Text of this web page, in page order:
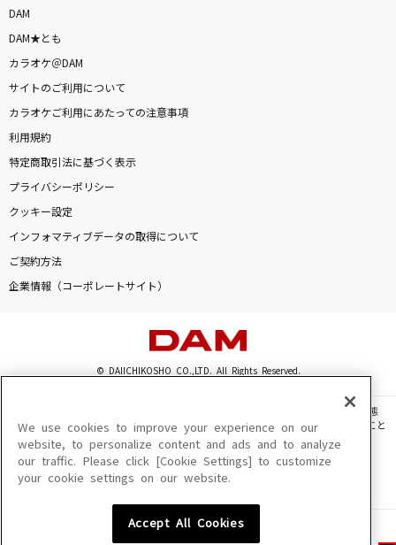
DAM
DAM★とも
カラオケ＠DAM
サイトのご利用について
カラオケご利用にあたっての注意事項
利用規約
特定商取引法に基づく表示
プライバシーポリシー
クッキー設定
インフォマティブデータの取得について
ご契約方法
企業情報（コーポレートサイト）
© DAIICHIKOSHO CO.,LTD. All Rights Reserved.
このサイトに掲載されている一切の文章・画像・写真・動画・音声等を、手段や形態
を問わず、著作権法の定める範囲を超えて無断で複製、転載、ファイル化などすること
を禁じます。
楽曲及びコンテンツは、機種によりご利用いただけない場合があります。
楽曲及びコンテンツの配信日、配信内容が変更になる場合があります。
We use cookies to improve your experience on our
website, to personalize content and ads and to analyze
our traffic. Please click [Cookie Settings] to customize
your cookie settings on our website.
Accept All Cookies